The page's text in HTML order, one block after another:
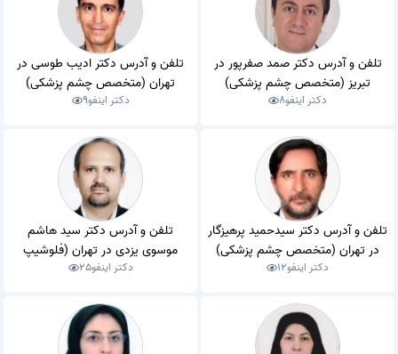
تلفن و آدرس دکتر صمد صفرپور در
تبریز (متخصص چشم پزشکی)
دکتر اینفو8
تلفن و آدرس دکتر ادیب طوسی در
تهران (متخصص چشم پزشکی)
دکتر اینفو9
تلفن و آدرس دکتر سیدحمید پرهیزگار
در تهران (متخصص چشم پزشکی)
دکتر اینفو12
تلفن و آدرس دکتر سید هاشم
موسوی یزدی در تهران (فلوشیپ
ویتره و رتین)
دکتر اینفو25